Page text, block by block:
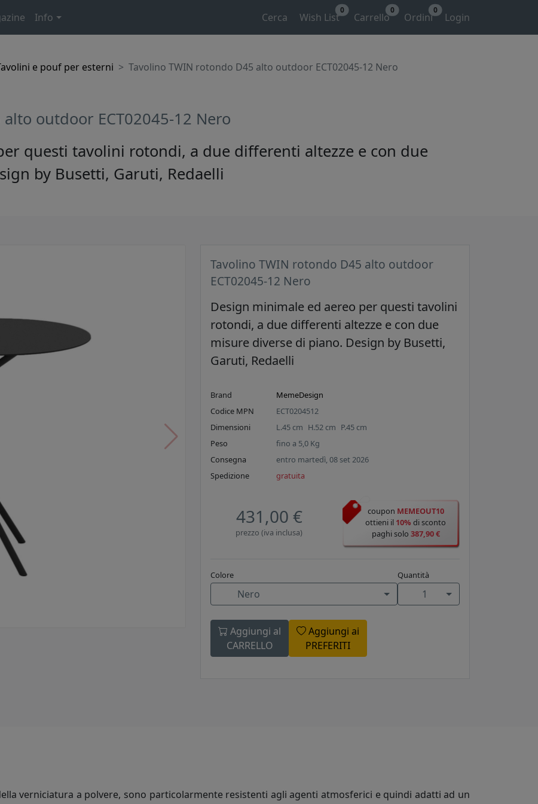
Info Cerca Wish List
0
Carrello
0
Ordini
0
Login
e pouf per esterni Tavolino TWIN rotondo D45 alto outdoor ECT02045-12 Nero
outdoor ECT02045-12 Nero
questi tavolini rotondi, a due differenti altezze e con due
by Busetti, Garuti, Redaelli
Tavolino TWIN rotondo D45 alto outdoor
ECT02045-12 Nero
Design minimale ed aereo per questi tavolini
rotondi, a due differenti altezze e con due
misure diverse di piano. Design by Busetti,
Garuti, Redaelli
Brand
MemeDesign
Codice MPN
ECT0204512
Dimensioni
L.45 cm H.52 cm P.45 cm
Peso
fino a 5,0 Kg
Consegna
entro martedì, 08 set 2026
Spedizione
gratuita
431,00 €
prezzo (iva inclusa)
coupon MEMEOUT10
ottieni il 10% di sconto
paghi solo 387,90 €
Colore
Nero
Quantità
1
Aggiungi al
CARRELLO
Aggiungi ai
PREFERITI
verniciatura a polvere, sono particolarmente resistenti agli agenti atmosferici e quindi adatti ad un